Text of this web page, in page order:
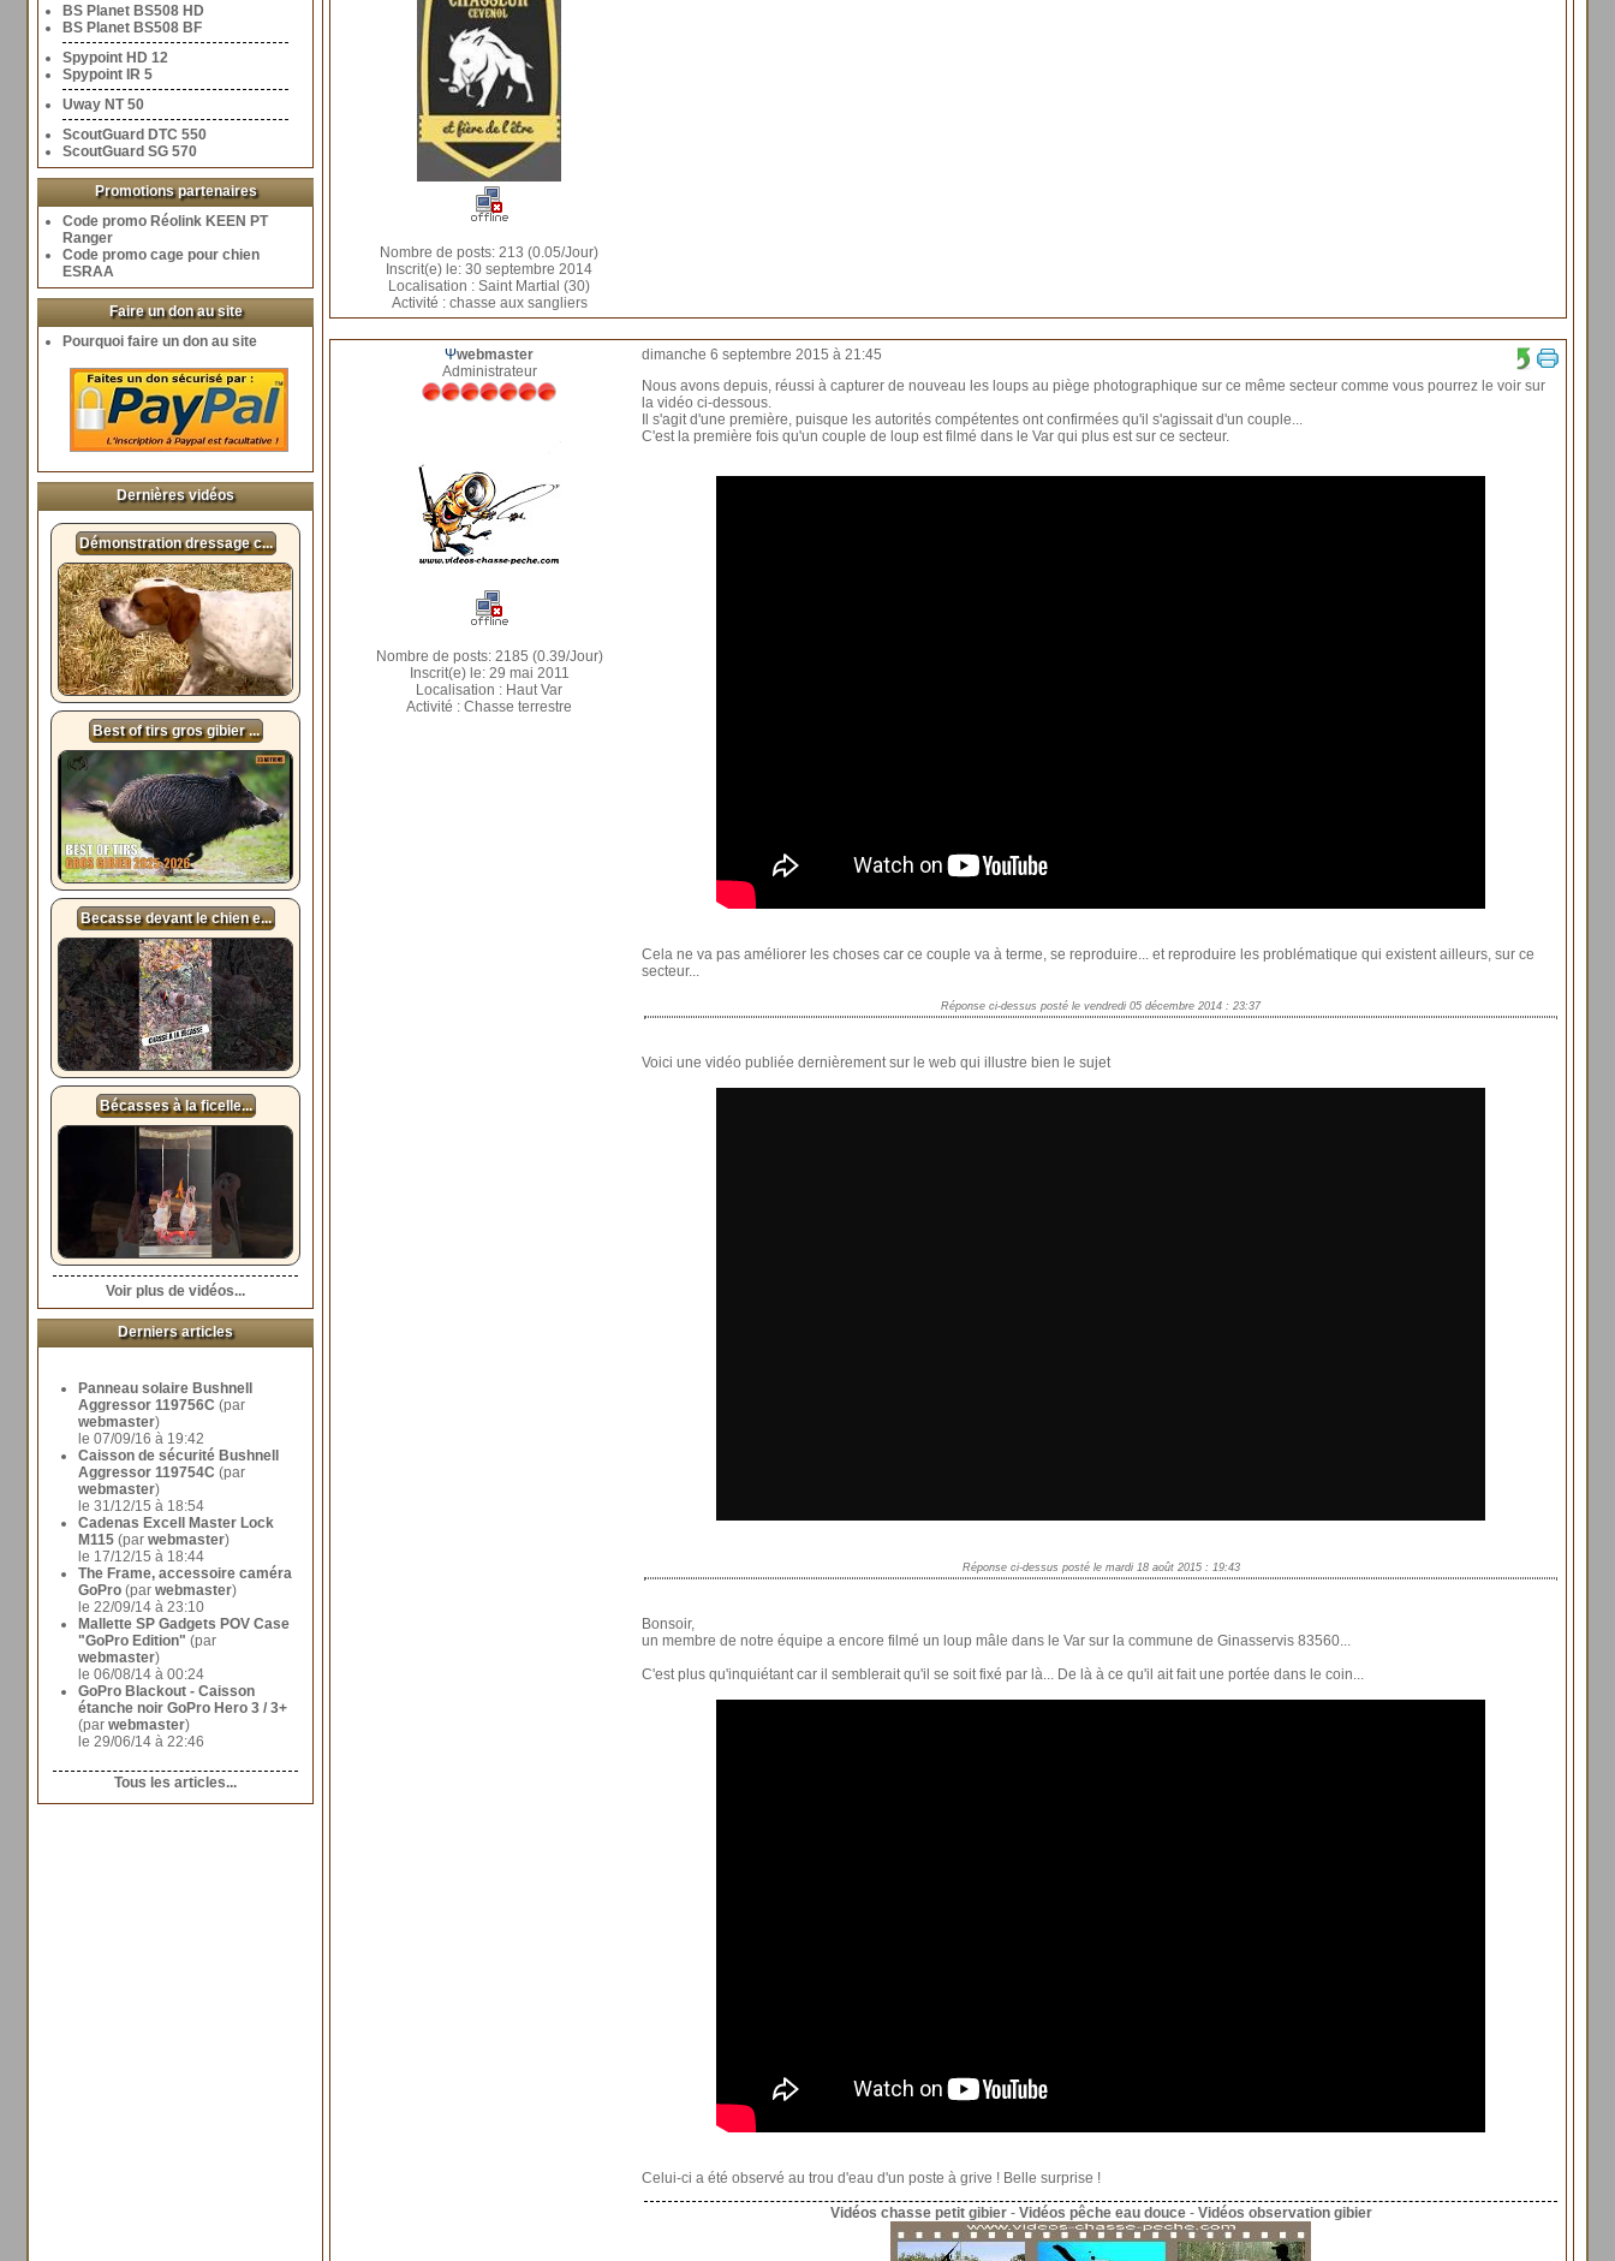
BS Planet BS508 HD
BS Planet BS508 BF
Spypoint HD 12
Spypoint IR 5
Uway NT 50
ScoutGuard DTC 550
ScoutGuard SG 570
Promotions partenaires
Code promo Réolink KEEN PT
Ranger
Code promo cage pour chien
ESRAA
Faire un don au site
Pourquoi faire un don au site
Dernières vidéos
Démonstration dressage c...
Best of tirs gros gibier ...
Becasse devant le chien e...
Bécasses à la ficelle...
Voir plus de vidéos...
Derniers articles
Panneau solaire Bushnell
Aggressor 119756C (par
webmaster)
le 07/09/16 à 19:42
Caisson de sécurité Bushnell
Aggressor 119754C (par
webmaster)
le 31/12/15 à 18:54
Cadenas Excell Master Lock
M115 (par webmaster)
le 17/12/15 à 18:44
The Frame, accessoire caméra
GoPro (par webmaster)
le 22/09/14 à 23:10
Mallette SP Gadgets POV Case
"GoPro Edition" (par
webmaster)
le 06/08/14 à 00:24
GoPro Blackout - Caisson
étanche noir GoPro Hero 3 / 3+
(par webmaster)
le 29/06/14 à 22:46
Tous les articles...
Nombre de posts: 213 (0.05/Jour)
Inscrit(e) le: 30 septembre 2014
Localisation : Saint Martial (30)
Activité : chasse aux sangliers
Ψwebmaster
Administrateur
Nombre de posts: 2185 (0.39/Jour)
Inscrit(e) le: 29 mai 2011
Localisation : Haut Var
Activité : Chasse terrestre
dimanche 6 septembre 2015 à 21:45
Nous avons depuis, réussi à capturer de nouveau les loups au piège photographique sur ce même secteur comme vous pourrez le voir sur
la vidéo ci-dessous.
Il s'agit d'une première, puisque les autorités compétentes ont confirmées qu'il s'agissait d'un couple...
C'est la première fois qu'un couple de loup est filmé dans le Var qui plus est sur ce secteur.
Cela ne va pas améliorer les choses car ce couple va à terme, se reproduire... et reproduire les problématique qui existent ailleurs, sur ce
secteur...
Réponse ci-dessus posté le vendredi 05 décembre 2014 : 23:37
Voici une vidéo publiée dernièrement sur le web qui illustre bien le sujet
Réponse ci-dessus posté le mardi 18 août 2015 : 19:43
Bonsoir,
un membre de notre équipe a encore filmé un loup mâle dans le Var sur la commune de Ginasservis 83560...
C'est plus qu'inquiétant car il semblerait qu'il se soit fixé par là... De là à ce qu'il ait fait une portée dans le coin...
Celui-ci a été observé au trou d'eau d'un poste à grive ! Belle surprise !
Vidéos chasse petit gibier- Vidéos pêche eau douce- Vidéos observation gibier